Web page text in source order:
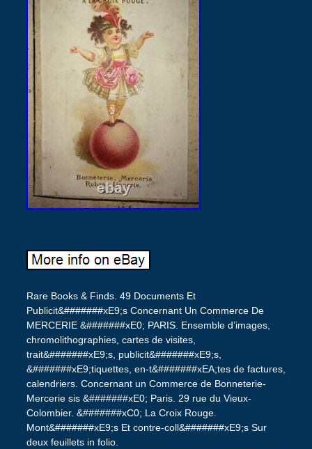
Rare Books & Finds. 49 Documents Et
Publicit&#######xE9;s Concernant Un Commerce De
MERCERIE &#######xE0; PARIS. Ensemble d’images,
chromolithographies, cartes de visites,
trait&#######xE9;s, publicit&#######xE9;s,
&#######xE9;tiquettes, en-t&#######xEA;tes de factures,
calendriers. Concernant un Commerce de Bonneterie-
Mercerie sis &#######xE0; Paris. 29 rue du Vieux-
Colombier. &#######xC0; La Croix Rouge.
Mont&#######xE9;s Et contre-coll&#######xE9;s Sur
deux feuillets in folio.